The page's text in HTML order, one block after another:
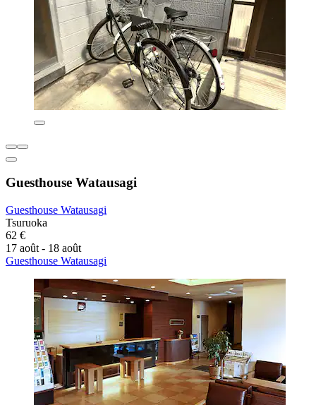
Guesthouse Watausagi
Guesthouse Watausagi
Tsuruoka
62 €
17 août - 18 août
Guesthouse Watausagi